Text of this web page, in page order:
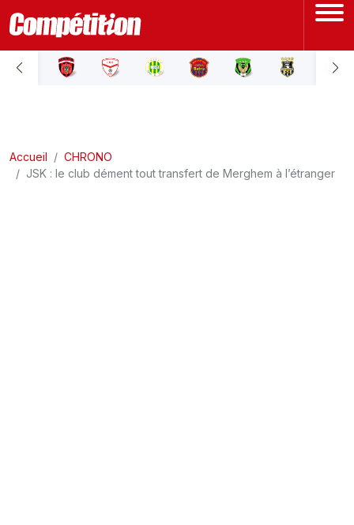
ACCUEIL
LIGUE 2
Accueil
CHRONO
JSK : le club dément tout transfert de Merghem à l’étranger